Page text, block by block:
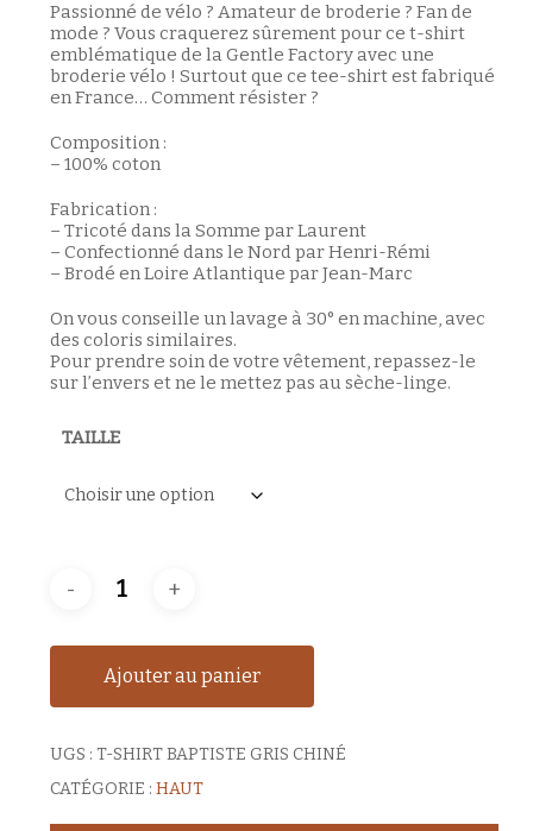
Passionné de vélo ? Amateur de broderie ? Fan de
mode ? Vous craquerez sûrement pour ce t-shirt
emblématique de la Gentle Factory avec une
broderie vélo ! Surtout que ce tee-shirt est fabriqué
en France… Comment résister ?
Composition :
– 100% coton
Fabrication :
– Tricoté dans la Somme par Laurent
– Confectionné dans le Nord par Henri-Rémi
– Brodé en Loire Atlantique par Jean-Marc
On vous conseille un lavage à 30° en machine, avec
des coloris similaires.
Pour prendre soin de votre vêtement, repassez-le
sur l’envers et ne le mettez pas au sèche-linge.
TAILLE
Ajouter au panier
UGS : T-SHIRT BAPTISTE GRIS CHINÉ
CATÉGORIE : HAUT